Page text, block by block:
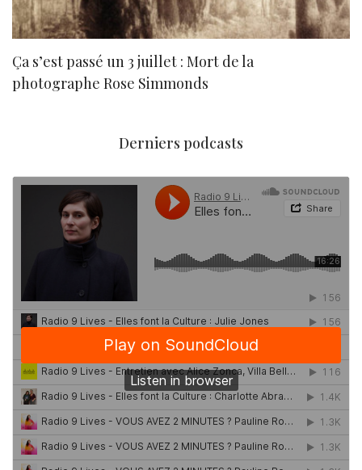
Ça s’est passé un 3 juillet : Mort de la
photographe Rose Simmonds
Derniers podcasts